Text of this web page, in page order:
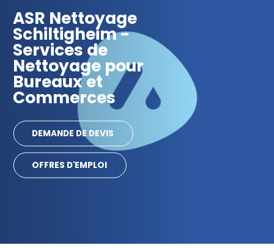
ASR Nettoyage
Schiltigheim -
Services de
Nettoyage pour
Bureaux et
Commerces
DEMANDE DE DEVIS
OFFRES D'EMPLOI